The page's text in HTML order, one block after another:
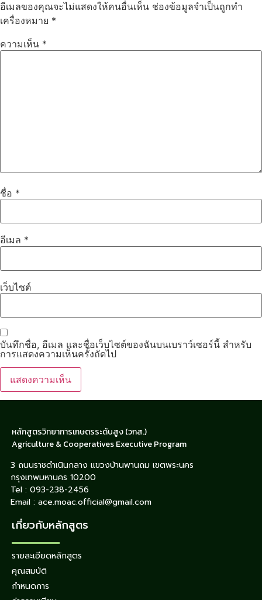
อีเมลของคุณจะไม่แสดงให้คนอื่นเห็น ช่องข้อมูลจำเป็นถูกทำ
เครื่องหมาย *
ความเห็น *
ชื่อ *
อีเมล *
เว็บไซต์
บันทึกชื่อ, อีเมล และชื่อเว็บไซต์ของฉันบนเบราว์เซอร์นี้ สำหรับ
การแสดงความเห็นครั้งถัดไป
หลักสูตรวิทยาการเกษตรระดับสูง (วกส.)
Agriculture & Cooperatives Executive Program
3 ถนนราชดำเนินกลาง แขวงบ้านพานถม เขตพระนคร
กรุงเทพมหานคร 10200
Tel : 093-238-2456
Email : ace.moac.official@gmail.com
เกี่ยวกับหลักสูตร
รายละเอียดหลักสูตร
คุณสมบัติ
กำหนดการ